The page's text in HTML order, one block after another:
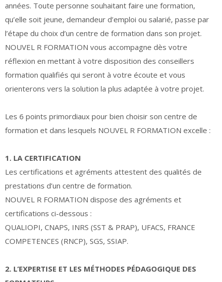
années. Toute personne souhaitant faire une formation,
qu’elle soit jeune, demandeur d’emploi ou salarié, passe par
l’étape du choix d’un centre de formation dans son projet.
NOUVEL R FORMATION vous accompagne dès votre
réflexion en mettant à votre disposition des conseillers
formation qualifiés qui seront à votre écoute et vous
orienterons vers la solution la plus adaptée à votre projet.
Les 6 points primordiaux pour bien choisir son centre de
formation et dans lesquels NOUVEL R FORMATION excelle :
1. LA CERTIFICATION
Les certifications et agréments attestent des qualités de
prestations d’un centre de formation.
NOUVEL R FORMATION dispose des agréments et
certifications ci-dessous :
QUALIOPI, CNAPS, INRS (SST & PRAP), UFACS, FRANCE
COMPETENCES (RNCP), SGS, SSIAP.
2. L’EXPERTISE ET LES MÉTHODES PÉDAGOGIQUE DES